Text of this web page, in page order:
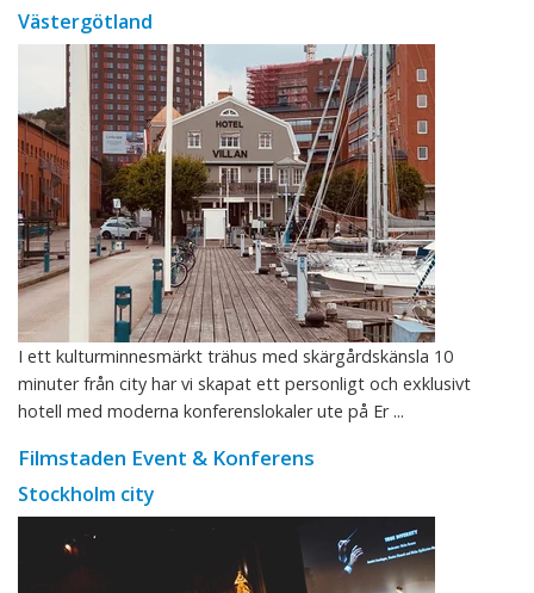
Västergötland
I ett kulturminnesmärkt trähus med skärgårdskänsla 10
minuter från city har vi skapat ett personligt och exklusivt
hotell med moderna konferenslokaler ute på Er ...
Filmstaden Event & Konferens
Stockholm city